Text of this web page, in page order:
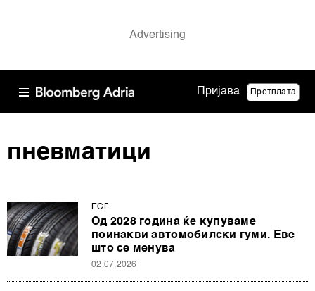
Пријава Претплата
пневматици
ЕСГ
Од 2028 година ќе купуваме
поинакви автомобилски гуми. Еве
што се менува
02.07.2026